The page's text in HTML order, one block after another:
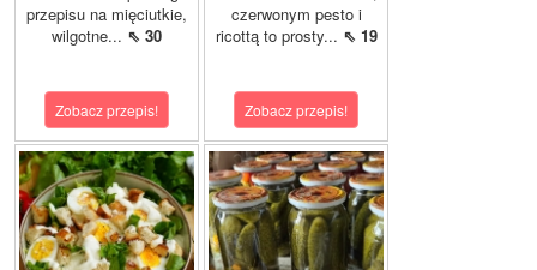
przepisu na mięciutkie,
wilgotne... ⇖ 30
Zobacz przepis!
czerwonym pesto i
ricottą to prosty... ⇖ 19
Zobacz przepis!